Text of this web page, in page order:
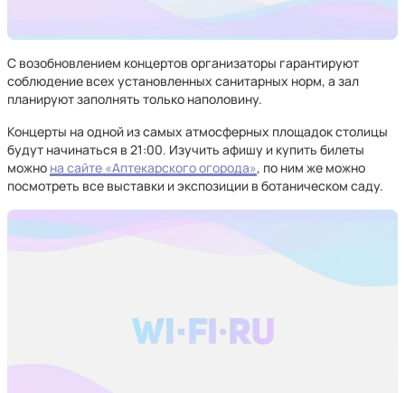
С возобновлением концертов организаторы гарантируют
соблюдение всех установленных санитарных норм, а зал
планируют заполнять только наполовину.
Концерты на одной из самых атмосферных площадок столицы
будут начинаться в 21:00. Изучить афишу и купить билеты
можно на сайте «Аптекарского огорода», по ним же можно
посмотреть все выставки и экспозиции в ботаническом саду.